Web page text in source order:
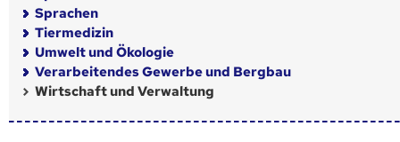
Sprachen
Tiermedizin
Umwelt und Ökologie
Verarbeitendes Gewerbe und Bergbau
Wirtschaft und Verwaltung